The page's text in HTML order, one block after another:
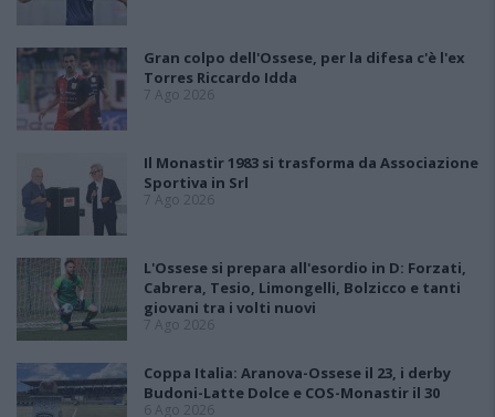
Gran colpo dell'Ossese, per la difesa c'è l'ex
Torres Riccardo Idda
7 Ago 2026
Il Monastir 1983 si trasforma da Associazione
Sportiva in Srl
7 Ago 2026
L'Ossese si prepara all'esordio in D: Forzati,
Cabrera, Tesio, Limongelli, Bolzicco e tanti
giovani tra i volti nuovi
7 Ago 2026
Coppa Italia: Aranova-Ossese il 23, i derby
Budoni-Latte Dolce e COS-Monastir il 30
6 Ago 2026